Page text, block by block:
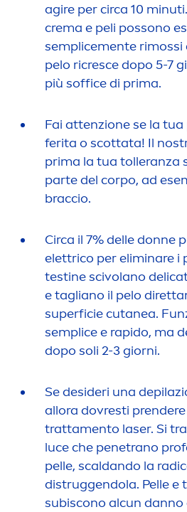
agire per circa 10
crema e peli possono
semplicemente rimossi
pelo ricresce dopo 5-7
più soffice di prima.
Fai attenzione se la tua
ferita o scottata! Il
prima la tua tolleranza
parte del corpo, ad
braccio.
Circa il 7% delle donne
elettrico per eliminare i
testine scivolano
e tagliano il pelo diretta
superficie cutanea.
semplice e rapido, ma
dopo soli 2-3 giorni.
Se desideri una
allora dovresti
trattamento laser. Si
luce che penetrano
pelle, scaldando la
distruggendola. Pelle e
subiscono alcun danno